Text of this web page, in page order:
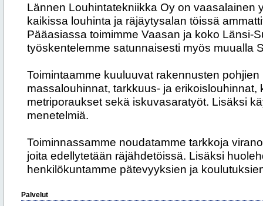
Lännen Louhintatekniikka Oy on vaasalainen
kaikissa louhinta ja räjäytysalan töissä
Pääasiassa toimimme Vaasan ja koko Länsi-
työskentelemme satunnaisesti myös muualla
Toimintaamme kuuluuvat rakennusten pohjien
massalouhinnat, tarkkuus- ja erikoislouhinnat,
metriporaukset sekä iskuvasaratyöt. Lisäksi
menetelmiä.
Toiminnassamme noudatamme tarkkoja
joita edellytetään räjähdetöissä. Lisäksi
henkilökuntamme pätevyyksien ja
Palvelut